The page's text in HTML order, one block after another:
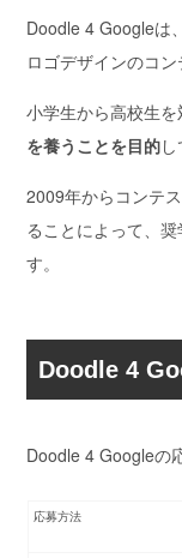
Doodle 4 Googleは
ロゴデザインのコ
小学生から高校生
を養うことを目的
2009年からコンテ
ることによって、
す。
Doodle 4
Doodle 4 Googleの
応募方法